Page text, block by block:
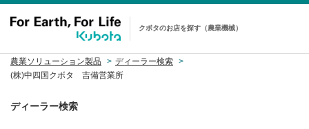
クボタのお店を探す（農業機械）
農業ソリューション製品
ディーラー検索
(株)中四国クボタ 吉備営業所
ディーラー検索